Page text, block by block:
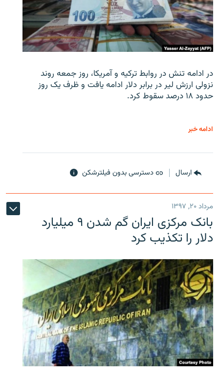
در ادامه تنش در روابط ترکیه و آمریکا، روز جمعه روند
نزولی ارزش لیر در برابر دلار ادامه یافت و ظرف یک روز
حدود ۱۸ درصد سقوط کرد.
ادامه خبر
ارسال دسترسی بدون فیلترشکن
مرداد ۲۰, ۱۳۹۷
بانک مرکزی ایران گم شدن ۹ میلیارد
دلار را تکذیب کرد